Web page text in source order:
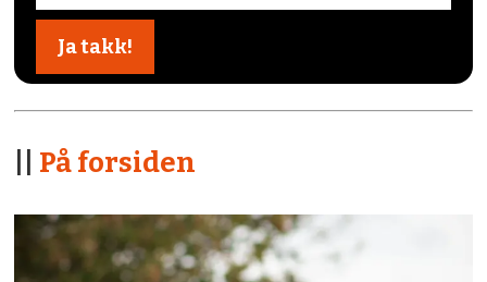
På forsiden